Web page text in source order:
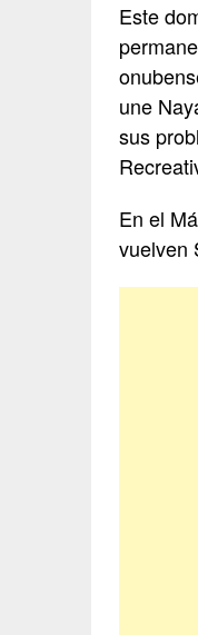
Este
une
sus
En el
vuelven